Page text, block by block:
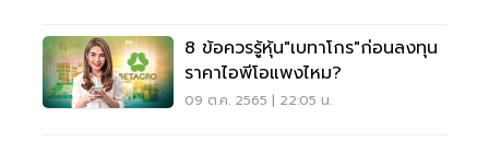
8 ข้อควรรู้หุ้น"เบทาโกร"ก่อนลงทุน
ราคาไอพีโอแพงไหม?
09 ต.ค. 2565 | 22:05 น.